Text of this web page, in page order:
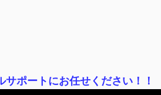
ポートにお任せください！！